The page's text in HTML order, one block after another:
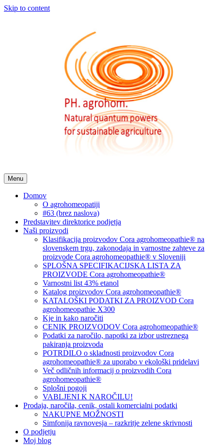
Skip to content
Menu
Domov
O agrohomeopatiji
#63 (brez naslova)
Predstavitev direktorice podjetja
Naši proizvodi
Klasifikacija proizvodov Cora agrohomeopathie® na
slovenskem trgu, zakonodaja in varnostne zahteve za
proizvode Cora agrohomeopathie® v Sloveniji
SPLOŠNA SPECIFIKACIJSKA LISTA ZA
PROIZVODE Cora agrohomeopathie®
Varnostni list 43% etanol
Katalog proizvodov Cora agrohomeopathie®
KATALOŠKI PODATKI ZA PROIZVOD Cora
agrohomeopathie X300
Kje in kako naročiti
CENIK PROIZVODOV Cora agrohomeopathie®
Podatki za naročilo, napotki za izbor ustreznega
pakiranja proizvoda
POTRDILO o skladnosti proizvodov Cora
agrohomeopathie® za uporabo v ekološki pridelavi
Več odličnih informacij o proizvodih Cora
agrohomeopathie®
Splošni pogoji
VABLJENI K NAROČILU!
Prodaja, naročila, cenik, ostali komercialni podatki
NAKUPNE MOŽNOSTI
Simfonija ravnovesja – razkritje zelene skrivnosti
O podjetju
Moj blog